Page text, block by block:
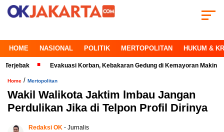
HOME NASIONAL POLITIK MERTOPOLITAN HUKUM &
Evakuasi Korban, Kebakaran Gedung di Kemayoran Makin Kritis
Home / Mertopolitan
Wakil Walikota Jaktim lmbau Jangan
Perdulikan Jika di Telpon Profil Dirinya
Redaksi OK - Jurnalis